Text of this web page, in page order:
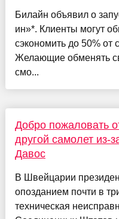
Билайн объявил о
ин»*. Клиенты могут
сэкономить до 50% от
Желающие обменять
смо...
Добро пожаловать
другой самолет из-
Давос
В Швейцарии
опозданием почти в
техническая